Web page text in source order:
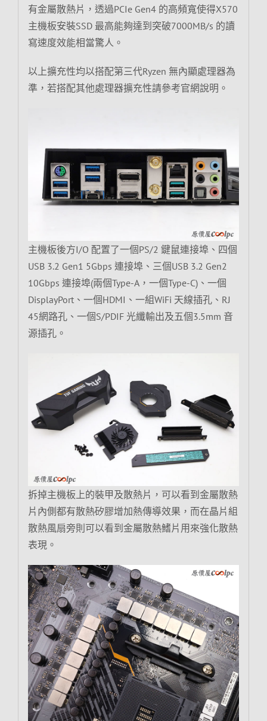
有金屬散熱片，透過PCIe Gen4 的高頻寬使得X570
主機板安裝SSD 最高能夠達到突破7000MB/s 的讀
寫速度效能相當驚人。
以上擴充性均以搭配第三代Ryzen 無內顯處理器為
準，若搭配其他處理器擴充性請參考官網說明。
主機板後方I/O 配置了一個PS/2 鍵鼠連接埠、四個
USB 3.2 Gen1 5Gbps 連接埠、三個USB 3.2 Gen2
10Gbps 連接埠(兩個Type-A，一個Type-C)、一個
DisplayPort、一個HDMI、一組WiFi 天線插孔、RJ
45網路孔、一個S/PDIF 光纖輸出及五個3.5mm 音
源插孔。
拆掉主機板上的裝甲及散熱片，可以看到金屬散熱
片內側都有散熱矽膠增加熱傳導效果，而在晶片組
散熱風扇旁則可以看到金屬散熱鰭片用來強化散熱
表現。